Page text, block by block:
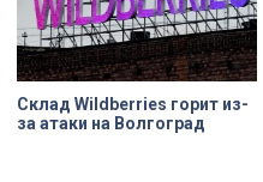
Склад Wildberries горит из-
за атаки на Волгоград